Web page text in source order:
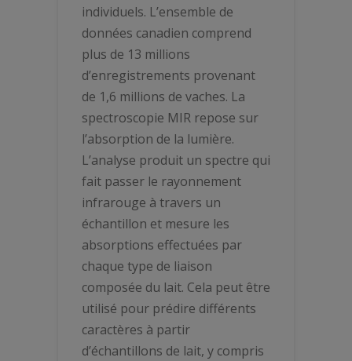
individuels. L’ensemble de
données canadien comprend
plus de 13 millions
d’enregistrements provenant
de 1,6 millions de vaches. La
spectroscopie MIR repose sur
l’absorption de la lumière.
L’analyse produit un spectre qui
fait passer le rayonnement
infrarouge à travers un
échantillon et mesure les
absorptions effectuées par
chaque type de liaison
composée du lait. Cela peut être
utilisé pour prédire différents
caractères à partir
d’échantillons de lait, y compris